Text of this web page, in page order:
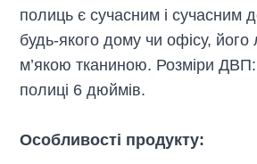
полиць є сучасним і сучасним
будь-якого дому чи офісу, його
м’якою тканиною. Розміри
полиці 6 дюймів.
Особливості продукту: